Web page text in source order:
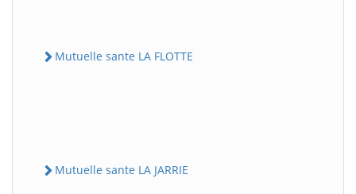
Mutuelle sante LA FLOTTE
Mutuelle sante LA JARRIE